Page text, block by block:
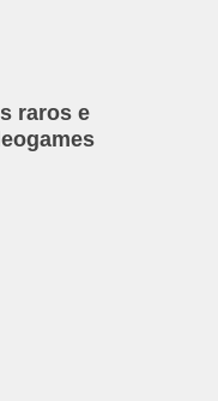
raros e